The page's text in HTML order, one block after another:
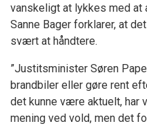
vanskeligt at lykkes med at
Sanne Bager forklarer, at
svært at håndtere.
”Justitsminister Søren
brandbiler eller gøre rent
det kunne være aktuelt, har
mening ved vold, men det